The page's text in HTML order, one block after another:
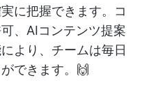
に把握できます。コ
、AIコンテンツ提案
より、チームは毎日
できます。🙌